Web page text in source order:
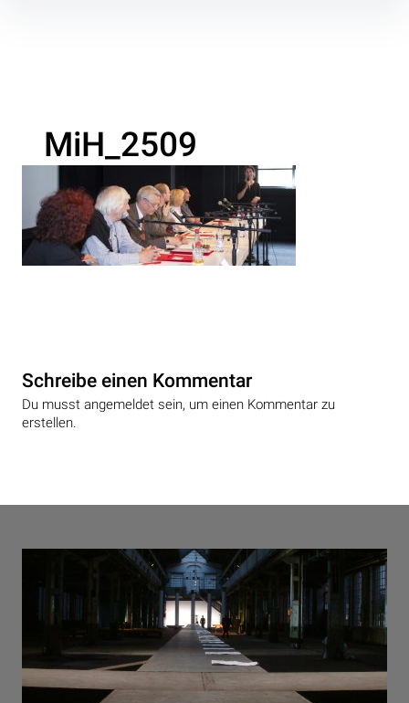
MiH_2509
Schreibe einen Kommentar
Du musst angemeldet sein, um einen Kommentar zu
erstellen.